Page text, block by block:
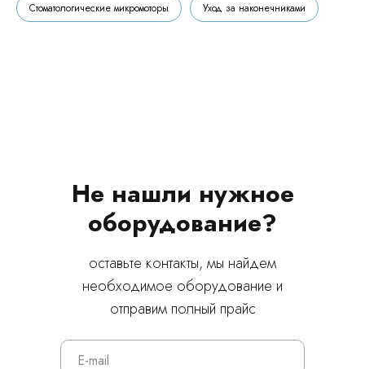
Стоматологические микромоторы Уход за наконечниками
Не нашли нужное
оборудование?
оставьте контакты, мы найдем
необходимое оборудование и
отправим полный прайс